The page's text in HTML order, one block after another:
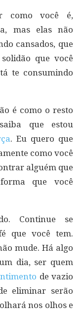
como você é,
mas elas não
cansados, que
que você
te consumindo
é como o resto
que estou
. Eu quero que
como você
alguém que
que você
Continue se
que você tem.
mude. Há algo
dia, ser quem
de vazio
eliminar serão
nos olhos e